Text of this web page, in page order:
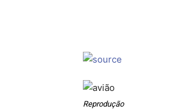
Reprodução